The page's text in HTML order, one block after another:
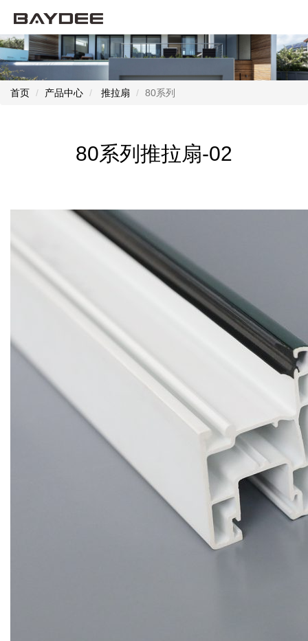
首页 产品中心 推拉扇 80系列
80系列推拉扇-02